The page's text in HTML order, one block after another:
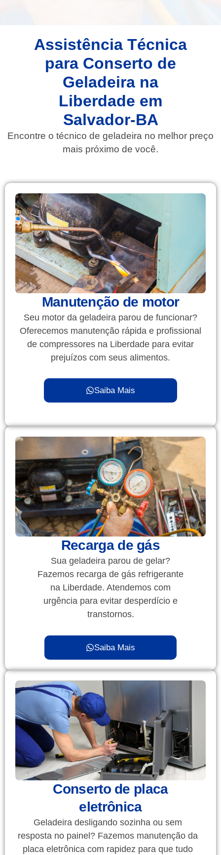
Assistência Técnica
para Conserto de
Geladeira na
Liberdade em
Salvador-BA
Encontre o técnico de geladeira no melhor preço
mais próximo de você.
Manutenção de motor
Seu motor da geladeira parou de funcionar?
Oferecemos manutenção rápida e profissional
de compressores na Liberdade para evitar
prejuízos com seus alimentos.
Saiba Mais
Recarga de gás
Sua geladeira parou de gelar?
Fazemos recarga de gás refrigerante
na Liberdade. Atendemos com
urgência para evitar desperdício e
transtornos.
Saiba Mais
Conserto de placa
eletrônica
Geladeira desligando sozinha ou sem
resposta no painel? Fazemos manutenção da
placa eletrônica com rapidez para que tudo